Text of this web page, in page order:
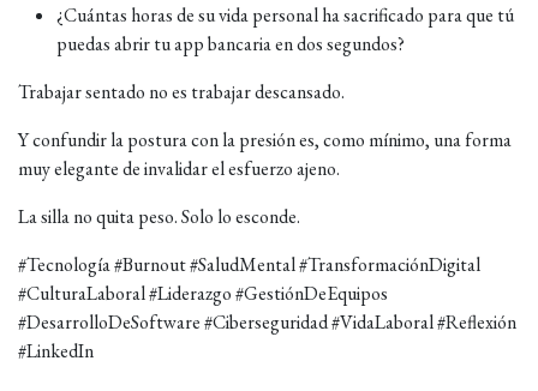
¿Cuántas horas de su vida personal ha sacrificado para que tú
puedas abrir tu app bancaria en dos segundos?
Trabajar sentado no es trabajar descansado.
Y confundir la postura con la presión es, como mínimo, una forma
muy elegante de invalidar el esfuerzo ajeno.
La silla no quita peso. Solo lo esconde.
#Tecnología #Burnout #SaludMental #TransformaciónDigital
#CulturaLaboral #Liderazgo #GestiónDeEquipos
#DesarrolloDeSoftware #Ciberseguridad #VidaLaboral #Reflexión
#LinkedIn